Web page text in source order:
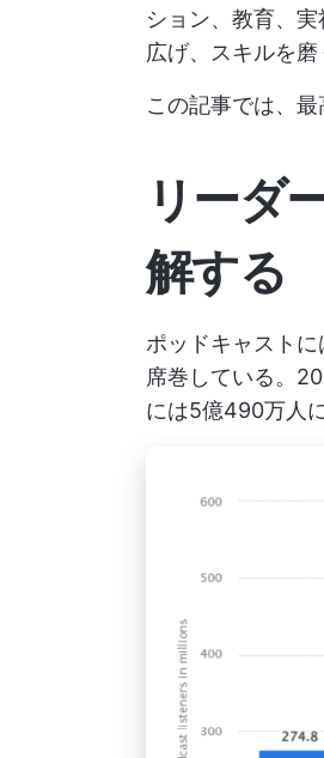
ション、教育、
広げ、スキルを
この記事では、
リーダ
解する
ポッドキャストに
席巻している。
には5億490万人